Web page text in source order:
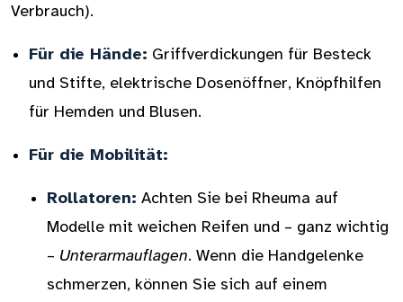
Verbrauch).
Für die Hände: Griffverdickungen für Besteck
und Stifte, elektrische Dosenöffner, Knöpfhilfen
für Hemden und Blusen.
Für die Mobilität:
Rollatoren: Achten Sie bei Rheuma auf
Modelle mit weichen Reifen und – ganz wichtig
– Unterarmauflagen. Wenn die Handgelenke
schmerzen, können Sie sich auf einem